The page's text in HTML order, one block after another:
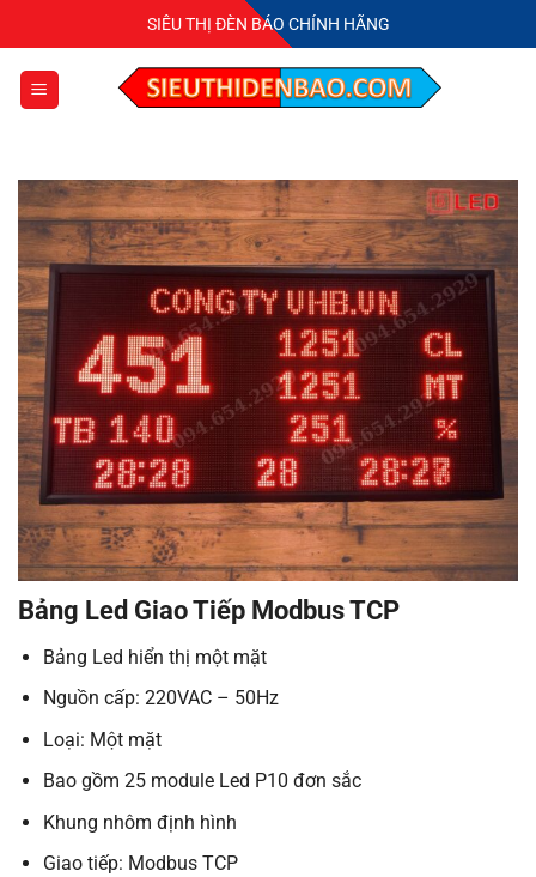
qua
nội
dung
SIÊU THỊ ĐÈN BÁO CHÍNH HÃNG
Bảng Led Giao Tiếp Modbus TCP
Bảng Led hiển thị một mặt
Nguồn cấp: 220VAC – 50Hz
Loại: Một mặt
Bao gồm 25 module Led P10 đơn sắc
Khung nhôm định hình
Giao tiếp: Modbus TCP